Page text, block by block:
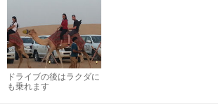
ドライブの後はラクダに
も乗れます